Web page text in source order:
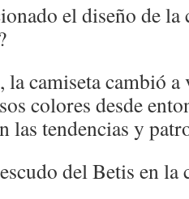
el diseño de
camiseta cambió
colores desde
las tendencias y
del Betis en la